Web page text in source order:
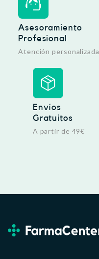
Asesoramiento
Profesional
Atención personalizada
Envíos
Gratuitos
A partir de 49€